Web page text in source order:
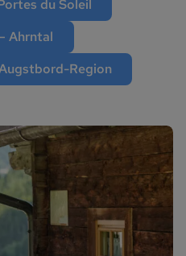
du Soleil
Ahrntal
Region